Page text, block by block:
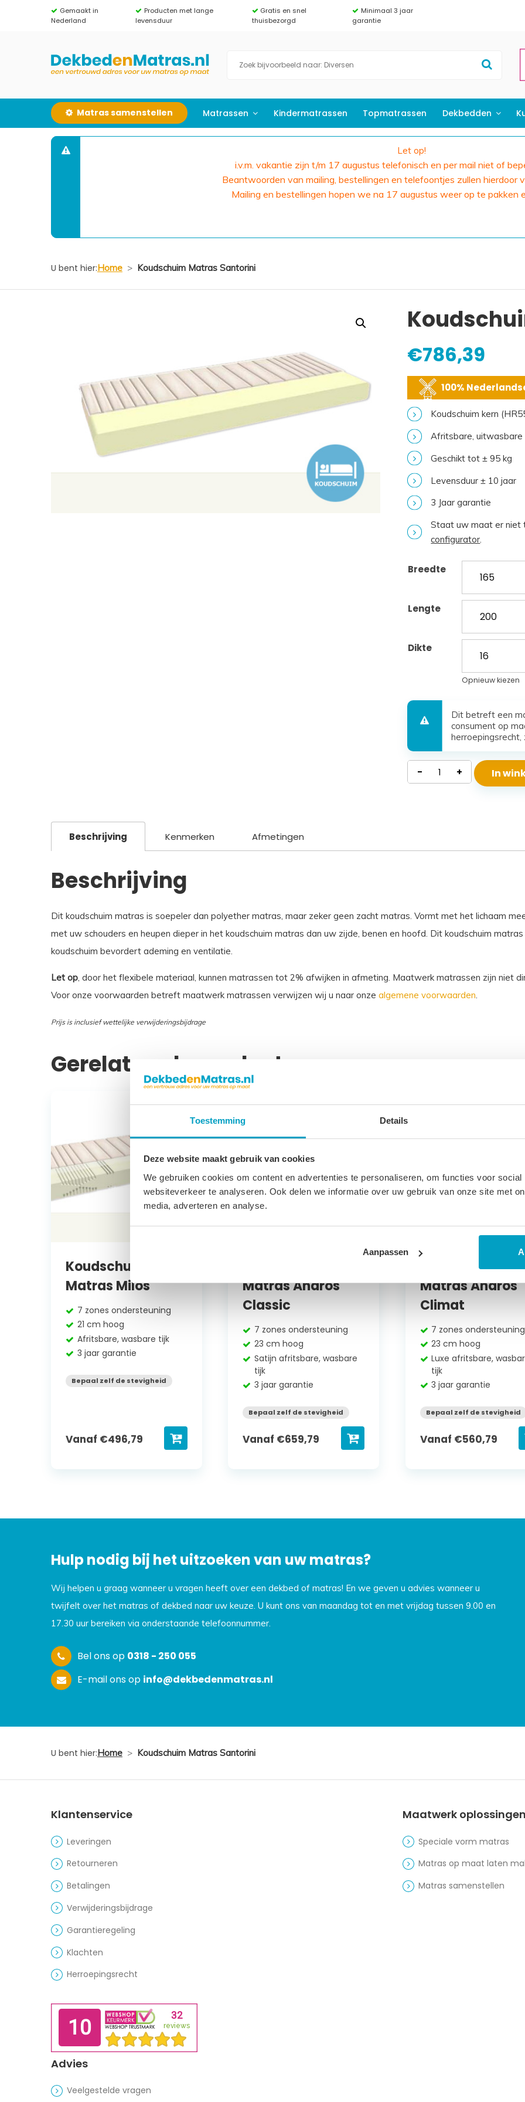
Toestemming Details
Deze website maakt gebruik van cookies
We gebruiken cookies om content en advertenties te personaliseren, om functies voor
websiteverkeer te analyseren. Ook delen we informatie over uw gebruik van onze site met
media, adverteren en analyse.
Aanpassen
Gemaakt in
Nederland
Producten met lange
levensduur
Gratis en snel
thuisbezorgd
Minimaal 3 jaar
garantie
Matras samenstellen Matrassen Kindermatrassen Topmatrassen Dekbedden
Let op!
i.v.m. vakantie zijn t/m 17 augustus telefonisch en per mail niet of
Beantwoorden van mailing, bestellingen en telefoontjes zullen hierdoor
Mailing en bestellingen hopen we na 17 augustus weer op te pakken
U bent hier:Home > Koudschuim Matras Santorini
€786,39
100%
Koudschuim kern
Afritsbare, uitwasbare
Geschikt tot ± 95 kg
Levensduur ± 10 jaar
3 Jaar garantie
Staat uw maat er niet
configurator.
Breedte
Lengte
Dikte
Opnieuw kiezen
Dit betreft een
consument op
Koudschuim
Matras
- + In
Beschrijving Kenmerken Afmetingen
Beschrijving
Dit koudschuim matras is soepeler dan polyether matras, maar zeker geen zacht matras. Vormt met het lichaam
met uw schouders en heupen dieper in het koudschuim matras dan uw zijde, benen en hoofd. Dit koudschuim
koudschuim bevordert ademing en ventilatie.
Let op, door het flexibele materiaal, kunnen matrassen tot 2% afwijken in afmeting. Maatwerk matrassen zijn niet
Voor onze voorwaarden betreft maatwerk matrassen verwijzen wij u naar onze algemene voorwaarden.
Prijs is inclusief wettelijke verwijderingsbijdrage
Gerelateerde producten
Koudschuim
Matras Milos
7 zones ondersteuning
21 cm hoog
Afritsbare, wasbare tijk
3 jaar garantie
Bepaal zelf de stevigheid
Vanaf €496,79
Matras Andros
Classic
7 zones ondersteuning
23 cm hoog
Satijn afritsbare, wasbare
tijk
3 jaar garantie
Bepaal zelf de stevigheid
Vanaf €659,79
Koudschuim
Matras Andros
Climat
7 zones ondersteuning
23 cm hoog
Luxe afritsbare,
tijk
3 jaar garantie
Bepaal zelf de stevigheid
Vanaf €560,79
Hulp nodig bij het uitzoeken van uw matras?
Wij helpen u graag wanneer u vragen heeft over een dekbed of matras! En we geven u advies wanneer u
twijfelt over het matras of dekbed naar uw keuze. U kunt ons van maandag tot en met vrijdag tussen 9.00 en
17.30 uur bereiken via onderstaande telefoonnummer.
Bel ons op 0318 - 250 055
E-mail ons op info@dekbedenmatras.nl
U bent hier:Home > Koudschuim Matras Santorini
Klantenservice
Leveringen
Retourneren
Betalingen
Verwijderingsbijdrage
Garantieregeling
Klachten
Herroepingsrecht
Maatwerk
Speciale vorm matras
Matras op maat laten
Matras samenstellen
Advies
Veelgestelde vragen